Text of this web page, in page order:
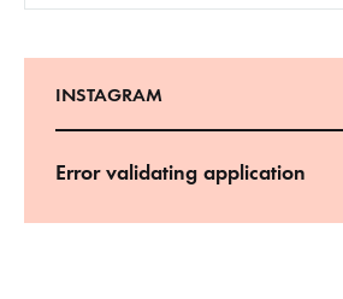
INSTAGRAM
Error validating application